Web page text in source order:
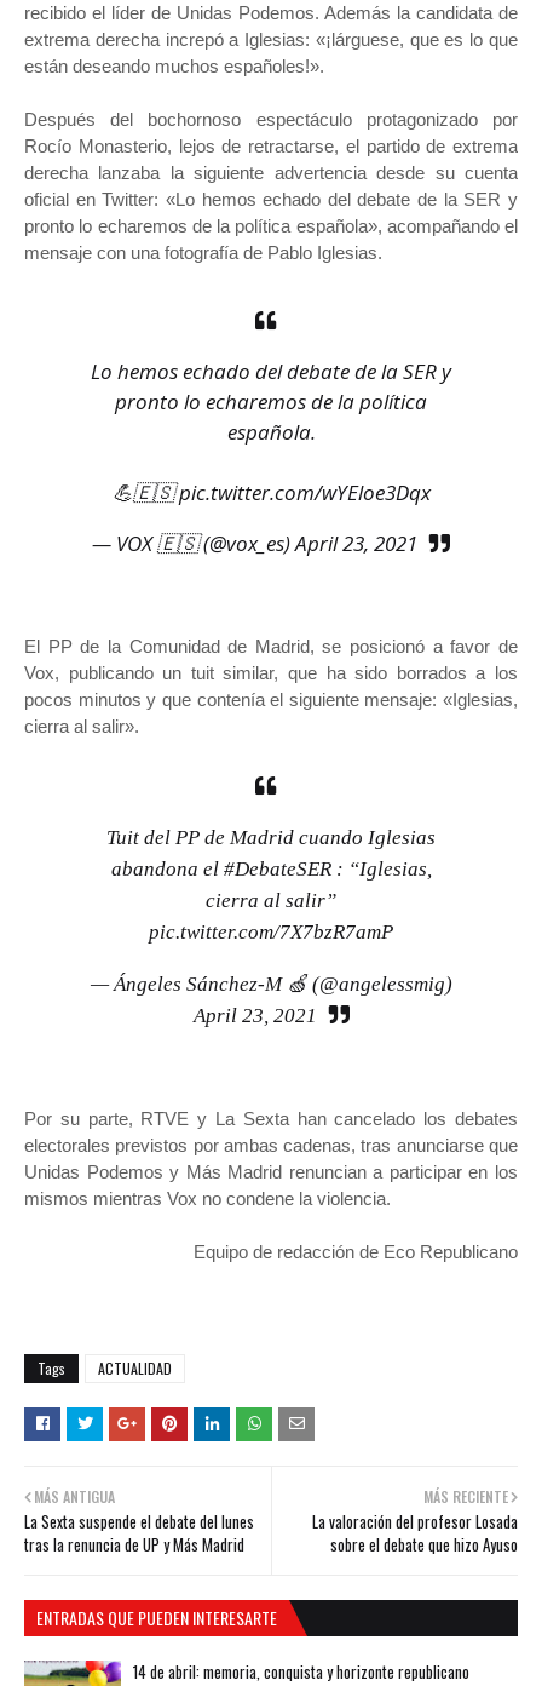
recibido el líder de Unidas Podemos. Además la candidata de
extrema derecha increpó a Iglesias: «¡lárguese, que es lo que
están deseando muchos españoles!».
Después del bochornoso espectáculo protagonizado por
Rocío Monasterio, lejos de retractarse, el partido de extrema
derecha lanzaba la siguiente advertencia desde su cuenta
oficial en Twitter: «Lo hemos echado del debate de la SER y
pronto lo echaremos de la política española», acompañando el
mensaje con una fotografía de Pablo Iglesias.
Lo hemos echado del debate de la SER y
pronto lo echaremos de la política
española.
💪🇪🇸pic.twitter.com/wYEloe3Dqx
— VOX 🇪🇸 (@vox_es)April 23, 2021
El PP de la Comunidad de Madrid, se posicionó a favor de
Vox, publicando un tuit similar, que ha sido borrados a los
pocos minutos y que contenía el siguiente mensaje: «Iglesias,
cierra al salir».
Tuit del PP de Madrid cuando Iglesias
abandona el #DebateSER: “Iglesias,
cierra al salir”
pic.twitter.com/7X7bzR7amP
— Ángeles Sánchez-M 🍏 (@angelessmig)
April 23, 2021
Por su parte, RTVE y La Sexta han cancelado los debates
electorales previstos por ambas cadenas, tras anunciarse que
Unidas Podemos y Más Madrid renuncian a participar en los
mismos mientras Vox no condene la violencia.
Equipo de redacción de Eco Republicano
Tags ACTUALIDAD
MÁS RECIENTE
La valoración del profesor Losada
sobre el debate que hizo Ayuso
MÁS ANTIGUA
La Sexta suspende el debate del lunes
tras la renuncia de UP y Más Madrid
ENTRADAS QUE PUEDEN INTERESARTE
14 de abril: memoria, conquista y horizonte republicano